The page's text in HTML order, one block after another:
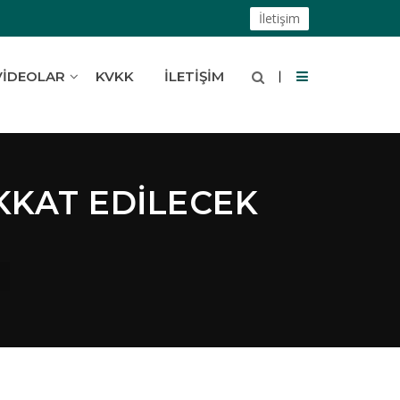
İletişim
KVKK İLETIŞIM
EDILECEK